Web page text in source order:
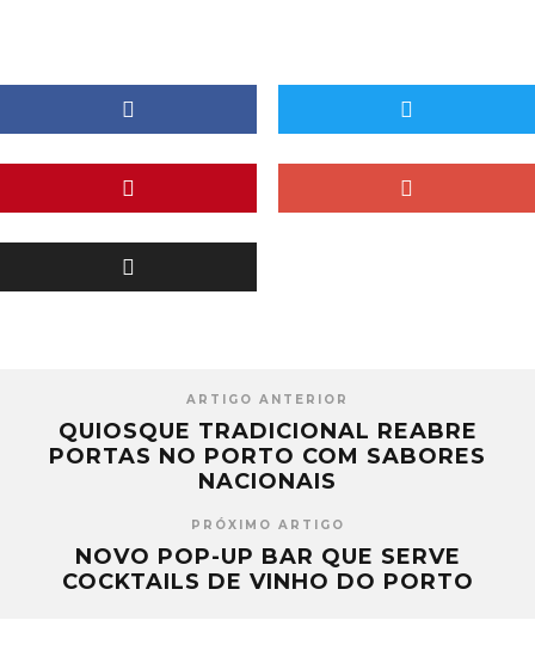
ARTIGO ANTERIOR
QUIOSQUE TRADICIONAL REABRE
PORTAS NO PORTO COM SABORES
NACIONAIS
PRÓXIMO ARTIGO
NOVO POP-UP BAR QUE SERVE
COCKTAILS DE VINHO DO PORTO